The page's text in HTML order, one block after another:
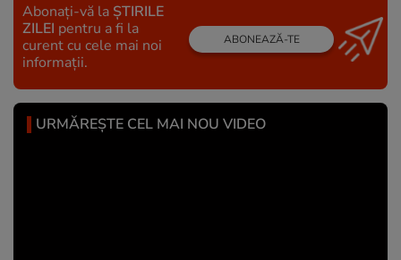
Abonați-vă la ȘTIRILE
ZILEI pentru a fi la
curent cu cele mai noi
informații.
ABONEAZĂ-TE
URMĂREȘTE CEL MAI NOU VIDEO